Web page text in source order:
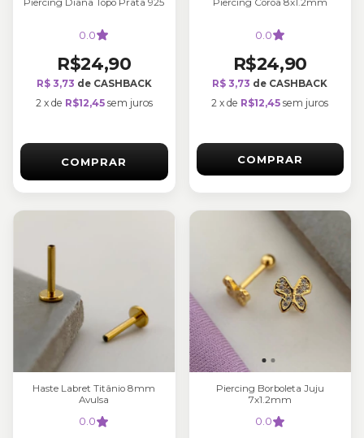
0.0
R$24,90
R$ 3,73 de CASHBACK
2 x de R$12,45 sem juros
0.0
R$24,90
R$ 3,73 de CASHBACK
2 xde R$12,45 sem juros
COMPRAR
Haste Labret Titânio 8mm
Avulsa
0.0
Piercing Borboleta Juju
7x1.2mm
0.0